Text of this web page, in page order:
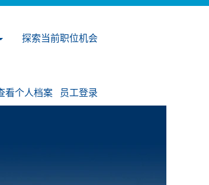
探索当前职位机会
看个人档案 员工登录
、推动